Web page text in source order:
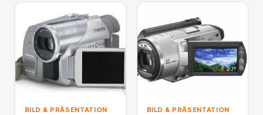
BILD & PRÄSENTATION BILD & PRÄSENTATION